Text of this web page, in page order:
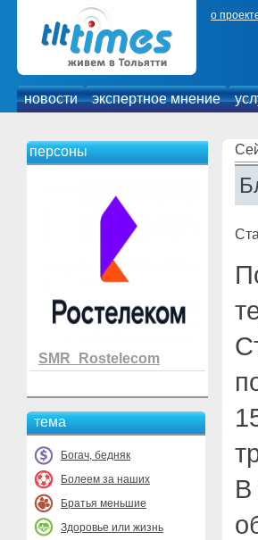
о
новости экспертное мнение
персоны
SMR_Rostelecom
тема
Богач, бедняк
Болеем за наших
Братья меньшие
Здоровье или жизнь
В